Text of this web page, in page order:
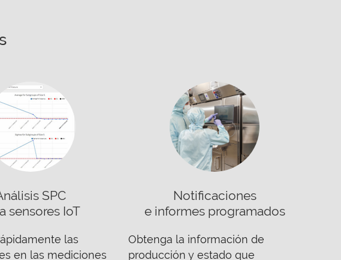
SPC
sensores IoT
las
en las mediciones
Notificaciones
e informes programados
Obtenga la información de
producción y estado que